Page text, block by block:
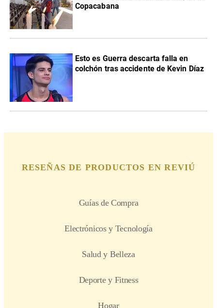
Copacabana
Esto es Guerra descarta falla en
colchón tras accidente de Kevin Díaz